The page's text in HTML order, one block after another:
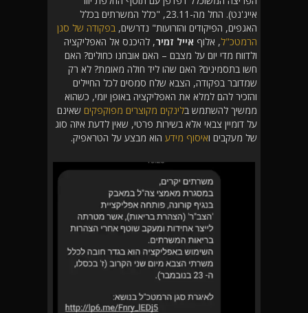
אייג'נט). החל מה-23.11, "כלל המשרתים בכלל
האגפים, הפיקודים והזרועות" נדרשים, בפקודה של סגן
הרמטכ"ל, אלוף אייל זמיר, להיכנס אל האפליקציה
ולדווח מדי יום על מצבם – האם אובחנו כחולים? האם
חשו בתסמינים? האם שהו ליד חולה מאומת? לא רק
שמדובר בפקודה, הצבא שלח סמסים לכל החיילים
והזכיר להם למלא את האפליקציה באופן יומי, כשהוא
ממשיך להשתמש בלינקים מקוצרים מפוקפקים שאינם
על דומיין צבאי אלא בשירות פרטי, שאין לדעת איזה סוג
של מעקבים ואיסוף מידע הוא מבצע על הטראפיק.